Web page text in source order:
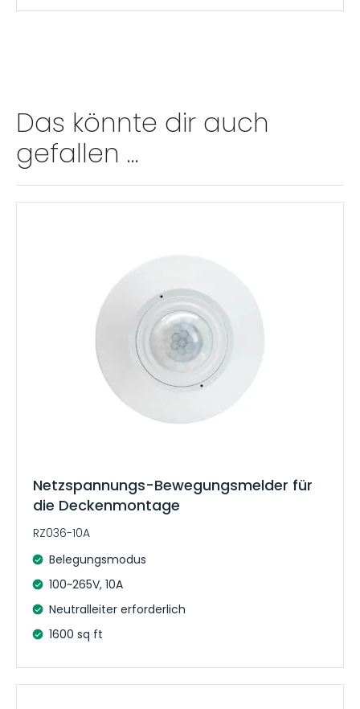
a
t
v
Das könnte dir auch
gefallen …
Netzspannungs-Bewegungsmelder für
die Deckenmontage
RZ036-10A
Belegungsmodus
100~265V, 10A
Neutralleiter erforderlich
1600 sq ft